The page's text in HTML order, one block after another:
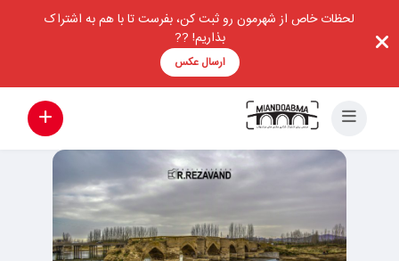
لحظات خاص از شهرمون رو ثبت کن، بفرست تا با هم به اشتراک
بذاریم! ??
ارسال عکس